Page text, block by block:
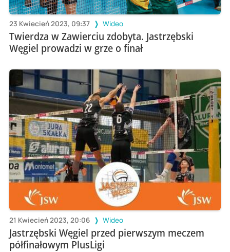
23 Kwiecień 2023, 09:37 Wideo
Twierdza w Zawierciu zdobyta. Jastrzębski
Węgiel prowadzi w grze o finał
21 Kwiecień 2023, 20:06 Wideo
Jastrzębski Węgiel przed pierwszym meczem
półfinałowym PlusLigi